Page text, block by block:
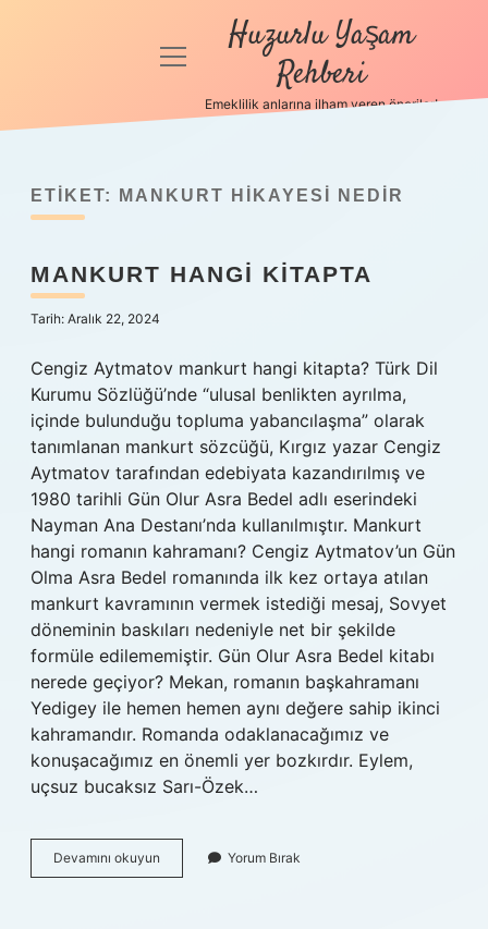
Anasayfa
Politikası
Hakkımızda
menüyü
Huzurlu Yaşam
Rehberi
Emeklilik anlarına ilham veren öneriler!
ETIKET: MANKURT HIKAYESI NEDIR
MANKURT HANGI KITAPTA
Tarih: Aralık 22, 2024
Cengiz Aytmatov mankurt hangi kitapta? Türk Dil
Kurumu Sözlüğü’nde “ulusal benlikten ayrılma,
içinde bulunduğu topluma yabancılaşma” olarak
tanımlanan mankurt sözcüğü, Kırgız yazar Cengiz
Aytmatov tarafından edebiyata kazandırılmış ve
1980 tarihli Gün Olur Asra Bedel adlı eserindeki
Nayman Ana Destanı’nda kullanılmıştır. Mankurt
hangi romanın kahramanı? Cengiz Aytmatov’un Gün
Olma Asra Bedel romanında ilk kez ortaya atılan
mankurt kavramının vermek istediği mesaj, Sovyet
döneminin baskıları nedeniyle net bir şekilde
formüle edilememiştir. Gün Olur Asra Bedel kitabı
nerede geçiyor? Mekan, romanın başkahramanı
Yedigey ile hemen hemen aynı değere sahip ikinci
kahramandır. Romanda odaklanacağımız ve
konuşacağımız en önemli yer bozkırdır. Eylem,
uçsuz bucaksız Sarı-Özek…
Devamını okuyun Mankurt
Hangi
Yorum Bırak